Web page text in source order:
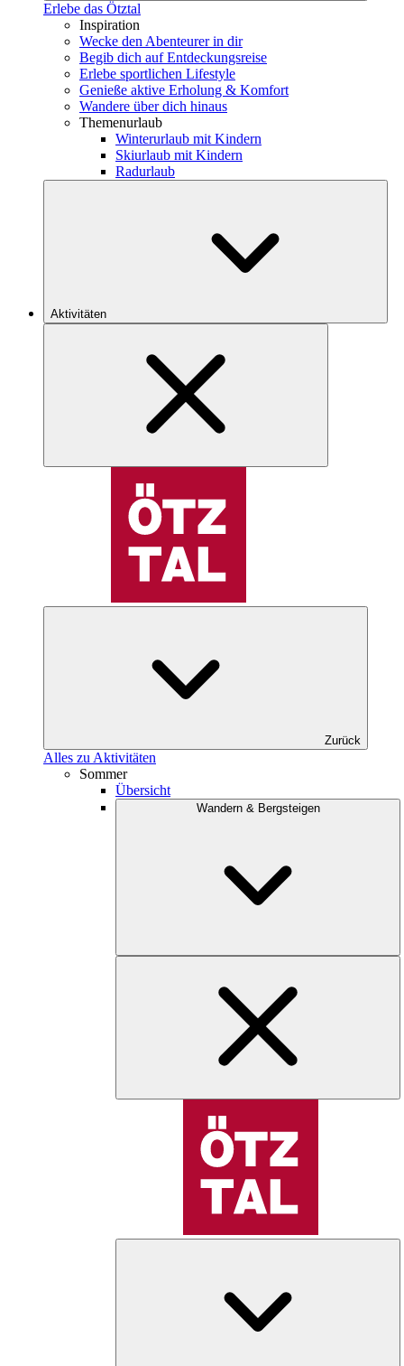
Erlebe das Ötztal
Inspiration
Wecke den Abenteurer in dir
Begib dich auf Entdeckungsreise
Erlebe sportlichen Lifestyle
Genieße aktive Erholung & Komfort
Wandere über dich hinaus
Themenurlaub
Winterurlaub mit Kindern
Skiurlaub mit Kindern
Radurlaub
Aktivitäten
Zurück
Alles zu Aktivitäten
Sommer
Übersicht
Wandern & Bergsteigen